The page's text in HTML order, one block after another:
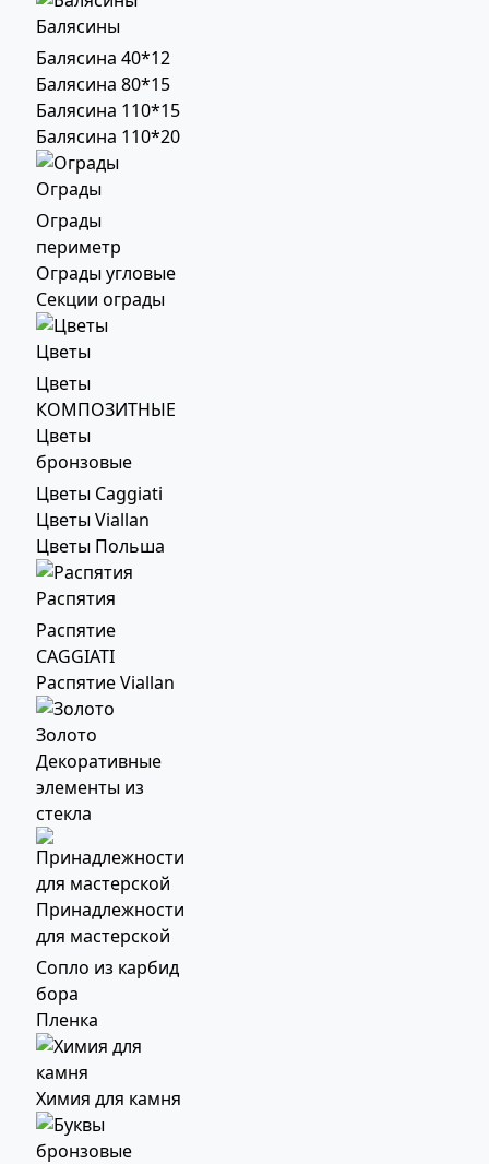
Балясины
Балясина 40*12
Балясина 80*15
Балясина 110*15
Балясина 110*20
Ограды
Ограды
периметр
Ограды угловые
Секции ограды
Цветы
Цветы
КОМПОЗИТНЫЕ
Цветы
бронзовые
Цветы Caggiati
Цветы Viallan
Цветы Польша
Распятия
Распятие
CAGGIATI
Распятие Viallan
Золото
Декоративные
элементы из
стекла
Принадлежности
для мастерской
Сопло из карбид
бора
Пленка
Химия для камня